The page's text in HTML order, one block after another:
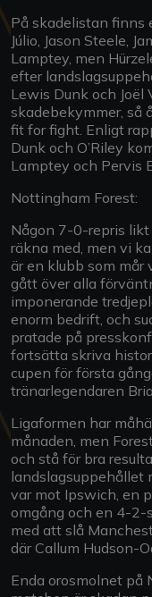
På skadelistan finns
Júlio, Jason Steele,
Lamptey, men
efter
Lewis Dunk och Joël
skadebekymmer, så
fit for fight. Enligt
Dunk och O’Riley
Lamptey och Pervis
Nottingham Forest:
Någon 7-0-repris
räkna med, men vi
är en klubb som
gått över alla
imponerande
enorm bedrift, och
pratade på
fortsätta skriva
cupen för första
tränarlegendaren
Ligaformen har
månaden, men
och stå för bra
landslagsuppehållet
var mot Ipswich, en
omgång och en 4-2-
med att slå
där Callum Hudson-
Enda orosmolnet på